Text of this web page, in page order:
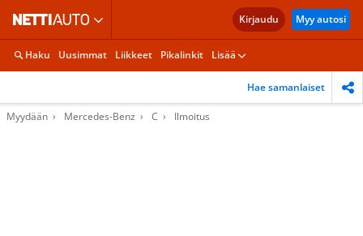
Kirjaudu Myy autosi
Haku Uusimmat Liikkeet Pikalinkit Lisää
Hae samanlaiset
Myydään Mercedes-Benz C Ilmoitus